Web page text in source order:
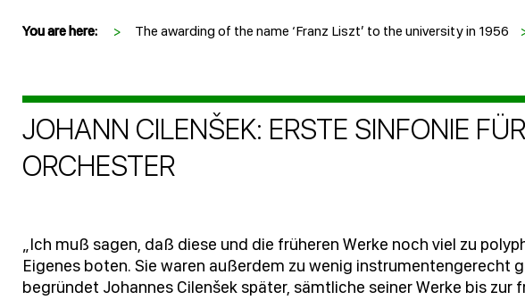
You are here: > The awarding of the name ‘Franz Liszt’ to the university in 1956
JOHANN CILENŠEK: ERSTE SINFONIE FÜR
RCHESTER
„Ich muß sagen, daß diese und die früheren Werke noch viel zu
Eigenes boten. Sie waren außerdem zu wenig instrumentengerecht
begründet Johannes Cilenšek später, sämtliche seiner Werke bis